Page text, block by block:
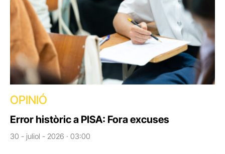
OPINIÓ
Error històric a PISA: Fora excuses
30 - juliol - 2026 · 03:00